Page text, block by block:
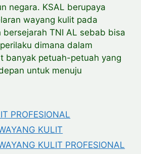
negara. KSAL berupaya
wayang kulit pada
TNI AL sebab bisa
dimana dalam
banyak petuah-petuah yang
untuk menuju
PROFESIONAL
KULIT
KULIT PROFESIONAL